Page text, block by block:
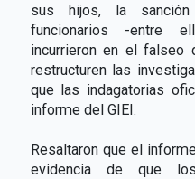
sus hijos, la
funcionarios -entre
incurrieron en el falseo
restructuren las
que las indagatorias
informe del GIEI.
Resaltaron que el
evidencia de que